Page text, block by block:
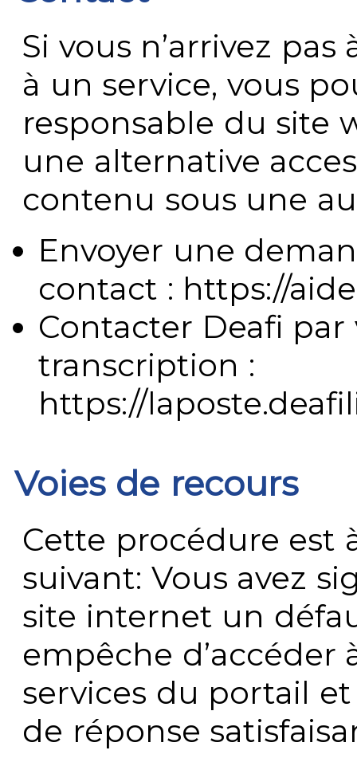
Si vous n’arrivez
à un service, vous
responsable du site
une alternative
contenu sous une
Envoyer une
contact : https://
Contacter Deafi
transcription :
https://
Voies de recours
Cette procédure est
suivant: Vous avez
site internet un
empêche
services du portail
de réponse